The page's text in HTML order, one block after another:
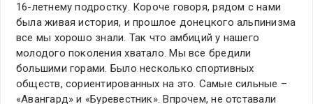
16-летнему подростку. Короче говоря, рядом с нами
была живая история, и прошлое донецкого альпинизма
все мы хорошо знали. Так что амбиций у нашего
молодого поколения хватало. Мы все бредили
большими горами. Было несколько спортивных
обществ, сориентированных на это. Самые сильные –
«Авангард» и «Буревестник». Впрочем, не отставали